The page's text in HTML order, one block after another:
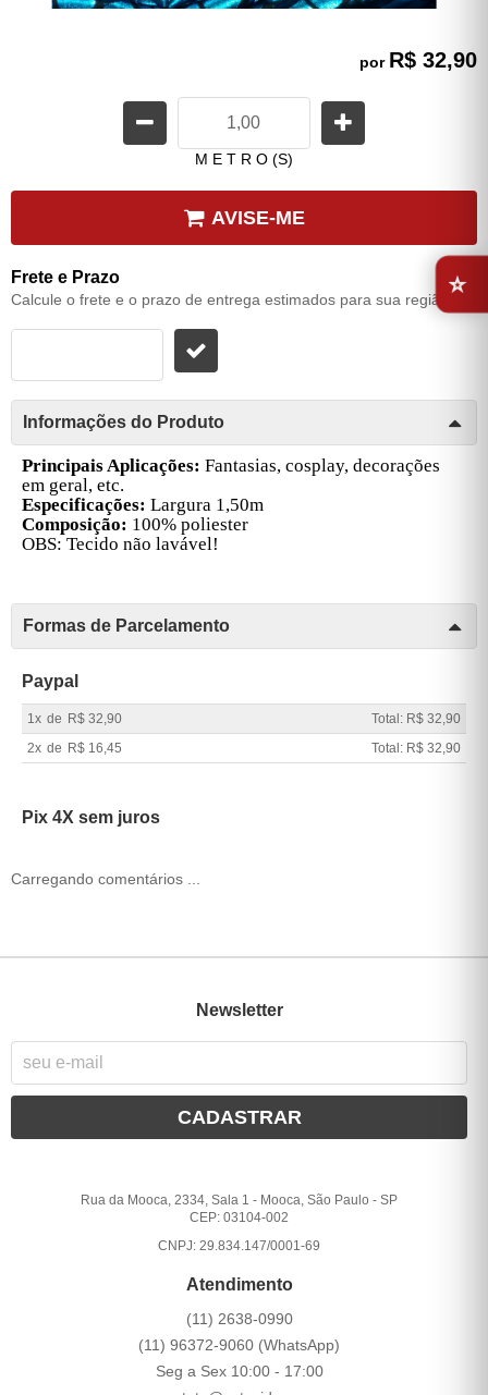
por R$ 32,90
M E T R O (S)
AVISE-ME
Frete e Prazo
Calcule o frete e o prazo de entrega estimados para sua região:
Informações do Produto
Principais Aplicações: Fantasias, cosplay, decorações
em geral, etc.
Especificações: Largura 1,50m
Composição: 100% poliester
OBS: Tecido não lavável!
Formas de Parcelamento
Paypal
1x de R$ 32,90
Total: R$ 32,90
2x de R$ 16,45 Total: R$ 32,90
Pix 4X sem juros
Carregando comentários ...
Newsletter
CADASTRAR
Rua da Mooca, 2334, Sala 1 - Mooca, São Paulo -SP
CEP: 03104-002
CNPJ: 29.834.147/0001-69
Atendimento
(11) 2638-0990
(11) 96372-9060 (WhatsApp)
Seg a Sex 10:00 - 17:00
⭐